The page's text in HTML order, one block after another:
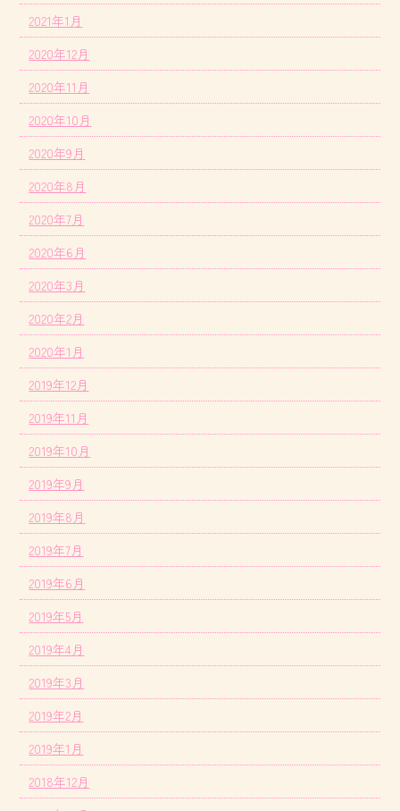
2021年1月
2020年12月
2020年11月
2020年10月
2020年9月
2020年8月
2020年7月
2020年6月
2020年3月
2020年2月
2020年1月
2019年12月
2019年11月
2019年10月
2019年9月
2019年8月
2019年7月
2019年6月
2019年5月
2019年4月
2019年3月
2019年2月
2019年1月
2018年12月